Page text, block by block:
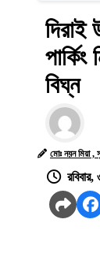
দিরাই
বিঘ্ন
মোঃ নয়ন মিয়া ,